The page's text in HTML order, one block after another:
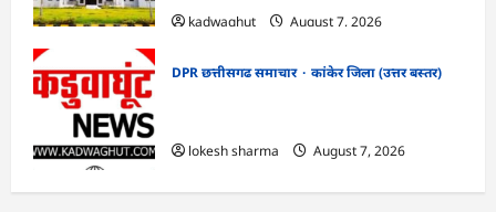
kadwaghut
August 7, 2026
DPR छत्तीसगढ समाचार
कांकेर जिला (उत्तर बस्तर)
lokesh sharma
August 7, 2026